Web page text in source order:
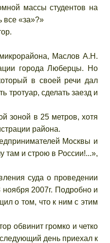
массы студентов на
все «за»?»
Маслов А.Н.
города Люберцы. Но
в своей речи дал
тротуар, сделать заезд и
в 25 метров, хотя
района.
Москвы и
там и строю в России!...»,
суда о проведении
2007г. Подробно и
о том, что к ним с этим
обвинит громко и четко
день приехал к